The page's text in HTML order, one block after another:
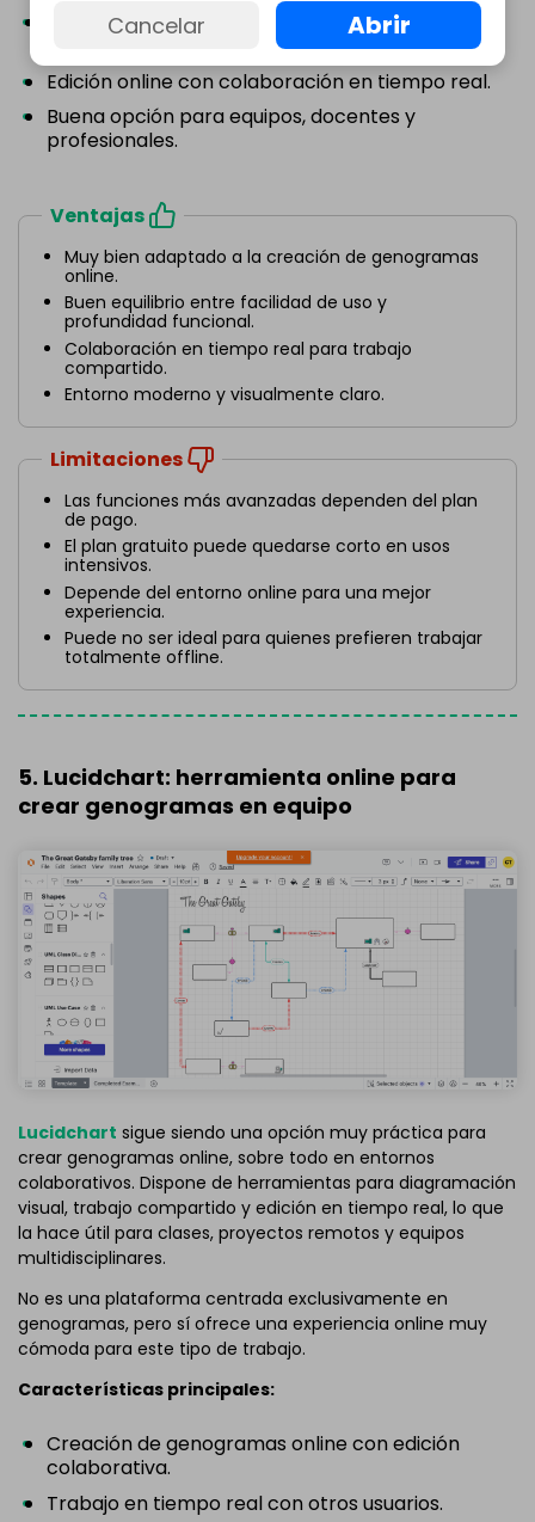
Símbolos preparados para relaciones y
Edición online con colaboración en tiempo real.
Buena opción para equipos, docentes y
profesionales.
Ventajas
Muy bien adaptado a la creación de genogramas
online.
Buen equilibrio entre facilidad de uso y
profundidad funcional.
Colaboración en tiempo real para trabajo
compartido.
Entorno moderno y visualmente claro.
Limitaciones
Las funciones más avanzadas dependen del plan
de pago.
El plan gratuito puede quedarse corto en usos
intensivos.
Depende del entorno online para una mejor
experiencia.
Puede no ser ideal para quienes prefieren trabajar
totalmente offline.
5. Lucidchart: herramienta online para
crear genogramas en equipo
Lucidchart sigue siendo una opción muy práctica para
crear genogramas online, sobre todo en entornos
colaborativos. Dispone de herramientas para diagramación
visual, trabajo compartido y edición en tiempo real, lo que
la hace útil para clases, proyectos remotos y equipos
multidisciplinares.
No es una plataforma centrada exclusivamente en
genogramas, pero sí ofrece una experiencia online muy
cómoda para este tipo de trabajo.
Características principales:
Creación de genogramas online con edición
colaborativa.
Trabajo en tiempo real con otros usuarios.
Cancelar Abrir